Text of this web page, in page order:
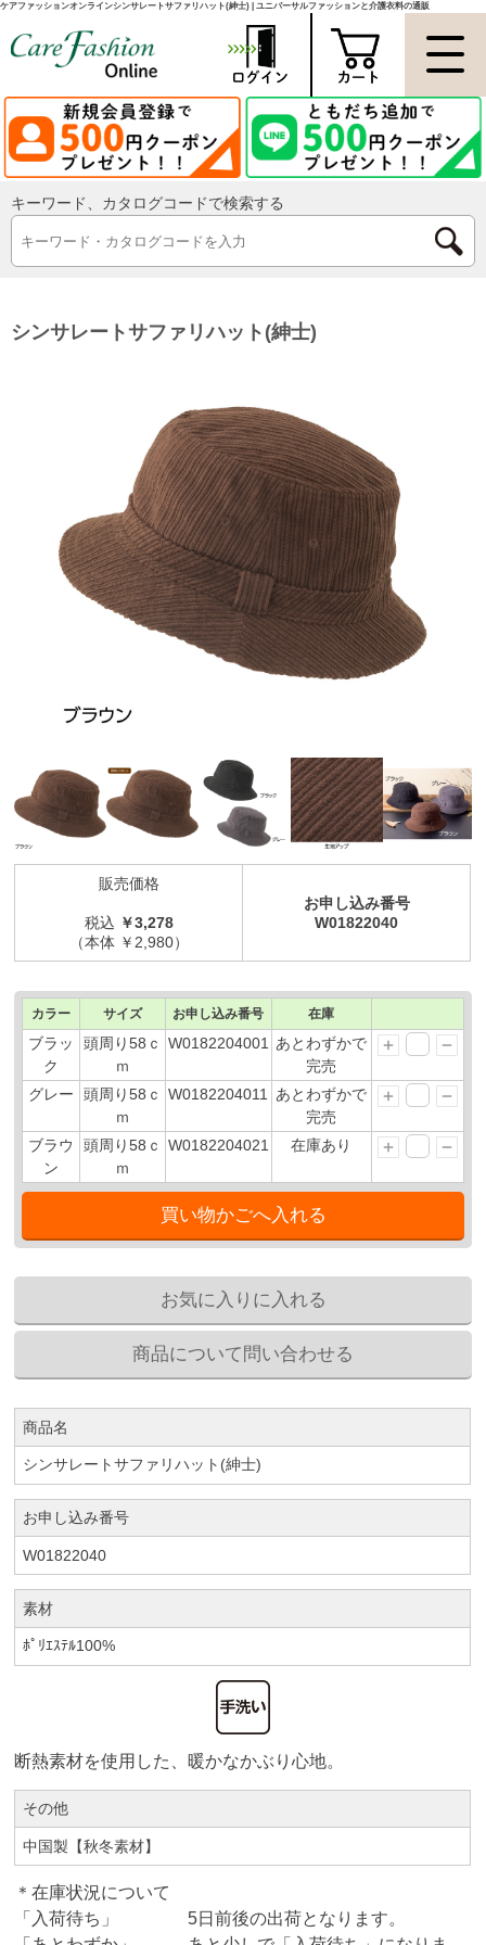
ケアファッションオンラインシンサレートサファリハット(紳士) | ユニバーサルファッションと介護衣料の通販
キーワード、カタログコードで検索する
シンサレートサファリハット(紳士)
販売価格
税込 ￥3,278
（本体 ￥2,980）
お申し込み番号
W01822040
カラー サイズ お申し込み番号 在庫
ブラッ
ク
頭周り58ｃ
ｍ
W0182204001
あとわずかで
完売
グレー
頭周り58ｃ
ｍ
W0182204011
あとわずかで
完売
ブラウ
ン
頭周り58ｃ
ｍ
W0182204021 在庫あり
商品名
シンサレートサファリハット(紳士)
お申し込み番号
W01822040
素材
ﾎﾟﾘｴｽﾃﾙ100%
断熱素材を使用した、暖かなかぶり心地。
その他
中国製【秋冬素材】
＊在庫状況について
「入荷待ち」 5日前後の出荷となります。